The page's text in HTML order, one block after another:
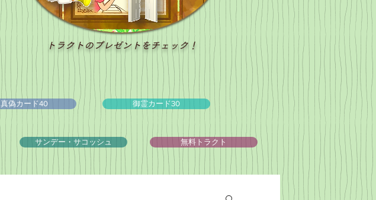
トラクトのプレゼントをチェック！
真偽カード40 御霊カード30
サンデー・サコッシュ 無料トラクト